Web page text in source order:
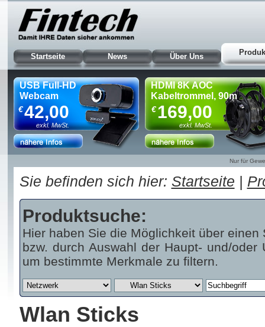
Startseite News Über Uns
USB Full-HD
Webcam
42,00
€
exkl. MwSt.
HDMI 8K AOC
Kabeltrommel, 90m
169,00
€
exkl. MwSt.
Nur für
Sie befinden sich hier: Startseite |
Produktsuche:
Hier haben Sie die Möglichkeit über
bzw. durch Auswahl der Haupt- und/
um bestimmte Merkmale zu filtern.
Wlan Sticks